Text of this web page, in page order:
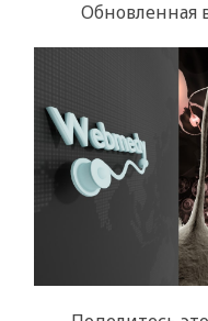
Обновленная